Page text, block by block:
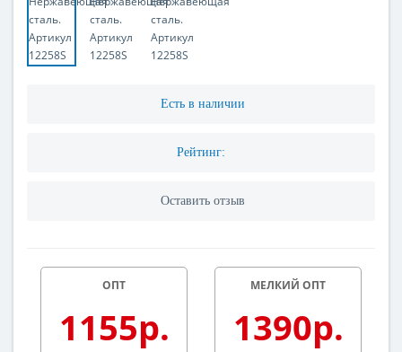
Есть в наличии
Рейтинг:
Оставить отзыв
ОПТ
1155р.
МЕЛКИЙ ОПТ
1390р.